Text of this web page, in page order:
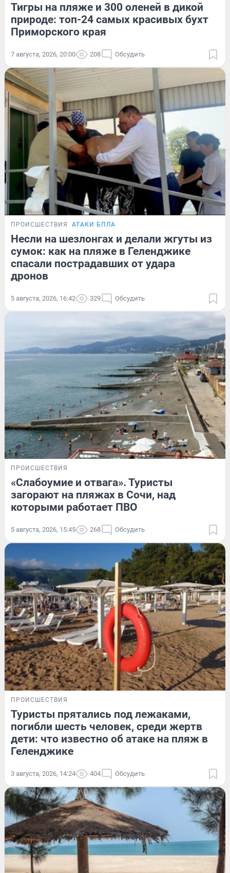
Тигры на пляже и 300 оленей в дикой
природе: топ-24 самых красивых бухт
Приморского края
7 августа, 2026, 20:00 208 Обсудить
ПРОИСШЕСТВИЯ АТАКИ БПЛА
Несли на шезлонгах и делали жгуты из
сумок: как на пляже в Геленджике
спасали пострадавших от удара
дронов
5 августа, 2026, 16:42 329 Обсудить
ПРОИСШЕСТВИЯ
«Слабоумие и отвага». Туристы
загорают на пляжах в Сочи, над
которыми работает ПВО
5 августа, 2026, 15:45 268 Обсудить
ПРОИСШЕСТВИЯ
Туристы прятались под лежаками,
погибли шесть человек, среди жертв
дети: что известно об атаке на пляж в
Геленджике
3 августа, 2026, 14:24 404 Обсудить